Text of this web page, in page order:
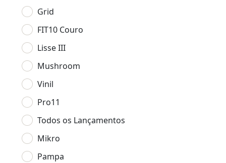
Grid
FIT10 Couro
Lisse III
Mushroom
Vinil
Pro11
Todos os Lançamentos
Mikro
Pampa